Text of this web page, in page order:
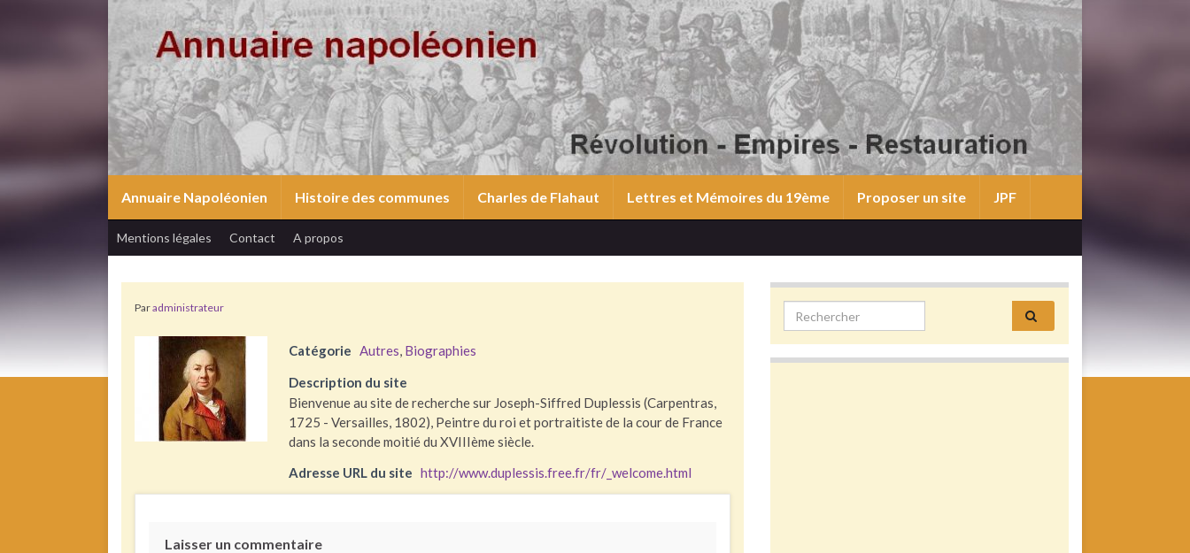
Annuaire Napoléonien Histoire des communes Charles de Flahaut Lettres et Mémoires du 19ème Proposer un site JPF
Mentions légales Contact A propos
Paradministrateur
Catégorie Autres Biographies
Description du site
Bienvenue au site de recherche sur Joseph-Siffred Duplessis (Carpentras,
1725 - Versailles, 1802), Peintre du roi et portraitiste de la cour de France
dans la seconde moitié du XVIIIème siècle.
Adresse URL du site http://www.duplessis.free.fr/fr/_welcome.html
Laisser un commentaire
Search for: